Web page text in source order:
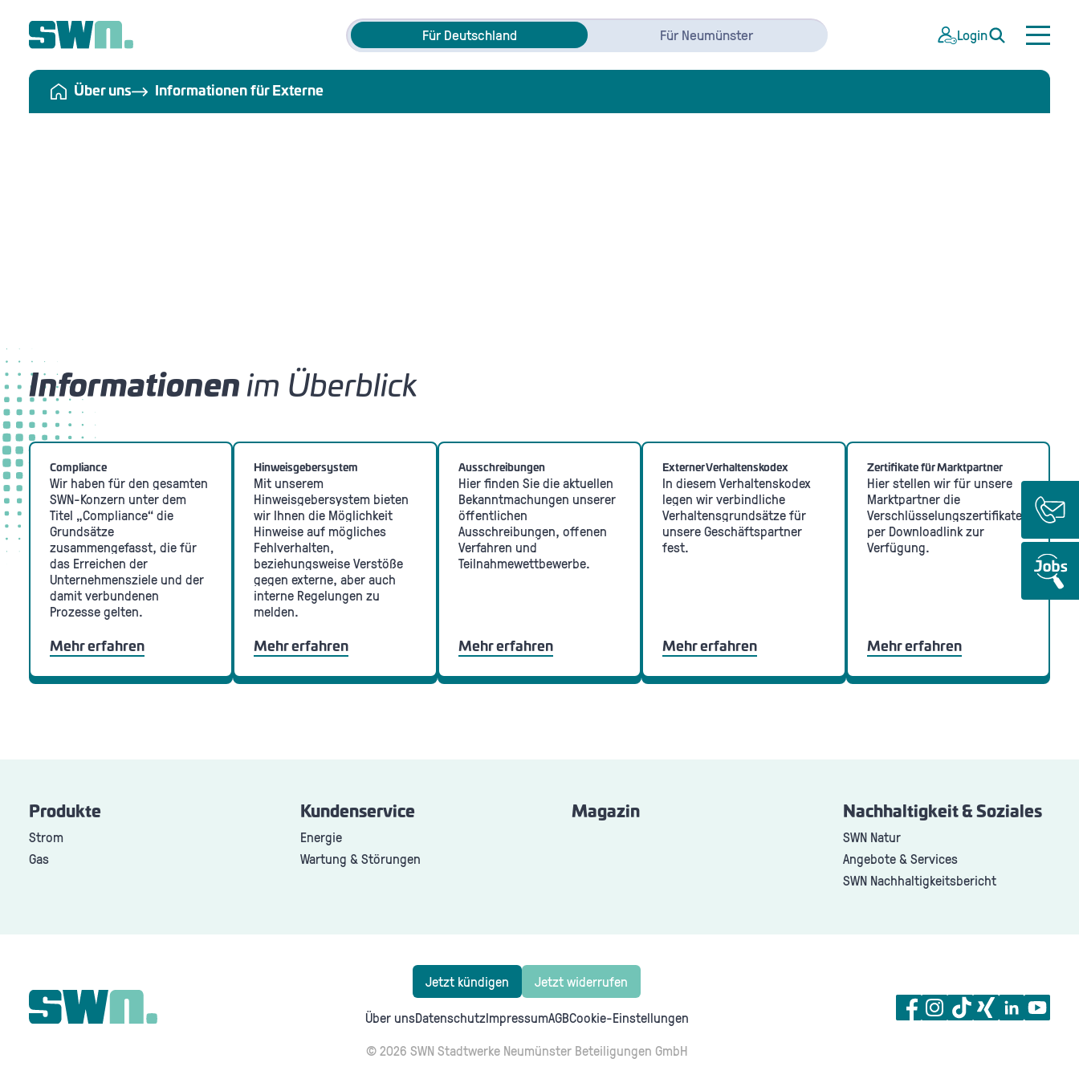
Für Deutschland Für Neumünster Login
Über uns Informationen für Externe
Informationen im Überblick
Compliance
Wir haben für den gesamten
SWN-Konzern unter dem
Titel „Compliance“ die
Grundsätze
zusammengefasst, die für
das Erreichen der
Unternehmensziele und der
damit verbundenen
Prozesse gelten.
Mehr erfahren
Hinweisgebersystem
Mit unserem
Hinweisgebersystem bieten
wir Ihnen die Möglichkeit
Hinweise auf mögliches
Fehlverhalten,
beziehungsweise Verstöße
gegen externe, aber auch
interne Regelungen zu
melden.
Mehr erfahren
Ausschreibungen
Hier finden Sie die aktuellen
Bekanntmachungen unserer
öffentlichen
Ausschreibungen, offenen
Verfahren und
Teilnahmewettbewerbe.
Mehr erfahren
Externer Verhaltenskodex
In diesem Verhaltenskodex
legen wir verbindliche
Verhaltensgrundsätze für
unsere Geschäftspartner
fest.
Mehr erfahren
Zertifikate für Marktpartner
Hier stellen wir für unsere
Marktpartner die
Verschlüsselungszertifikate
per Downloadlink zur
Verfügung.
Mehr erfahren
Produkte
Strom
Gas
Kundenservice
Energie
Wartung & Störungen
Magazin Nachhaltigkeit & Soziales
SWN Natur
Angebote & Services
SWN Nachhaltigkeitsbericht
Jetzt kündigen
Jetzt widerrufen
Über unsDatenschutzImpressumAGBCookie-Einstellungen
© 2026 SWN Stadtwerke Neumünster Beteiligungen GmbH